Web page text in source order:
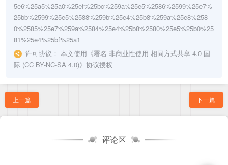
5e6%25a5%25a0%25ef%25bc%259a%25e5%2586%2599%25e7%
25bb%2599%25e5%2588%259b%25e4%25b8%259a%25e8%258
0%2585%25e7%259a%2584%25e4%25b8%2580%25e5%25b0%25
81%25e4%25bf%25a1
许可协议： 本文使用《署名-非商业性使用-相同方式共享 4.0 国
际 (CC BY-NC-SA 4.0)》协议授权
上一篇 下一篇
评论区